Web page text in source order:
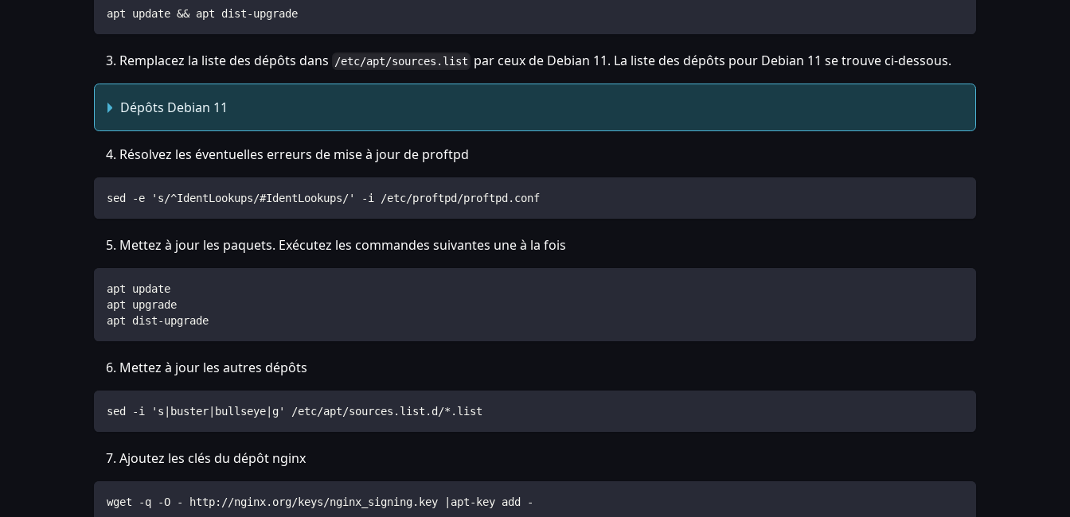
apt update && apt dist-upgrade
Remplacez la liste des dépôts dans /etc/apt/sources.list par ceux de Debian 11. La liste des dépôts pour Debian 11 se trouve ci-dessous.
Dépôts Debian 11
Résolvez les éventuelles erreurs de mise à jour de proftpd
sed -e 's/^IdentLookups/#IdentLookups/' -i /etc/proftpd/proftpd.conf
Mettez à jour les paquets. Exécutez les commandes suivantes une à la fois
apt update
apt upgrade
apt dist-upgrade
Mettez à jour les autres dépôts
sed -i 's|buster|bullseye|g' /etc/apt/sources.list.d/*.list
Ajoutez les clés du dépôt nginx
wget -q -O - http://nginx.org/keys/nginx_signing.key |apt-key add -